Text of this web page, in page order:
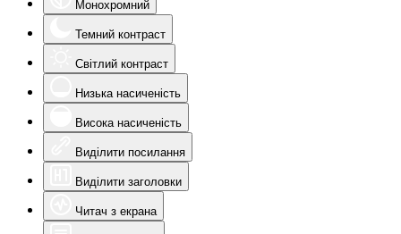
Монохромний
Темний контраст
Світлий контраст
Низька насиченість
Висока насиченість
Виділити посилання
Виділити заголовки
Читач з екрана